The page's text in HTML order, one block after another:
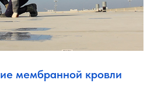
мембранной кровли